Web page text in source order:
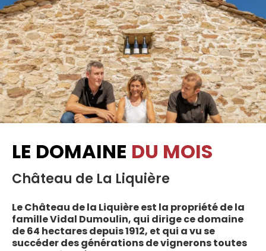
LE DOMAINE DU MOIS
Château de La Liquière
Le Château de la Liquière est la propriété de la
famille Vidal Dumoulin, qui dirige ce domaine
de 64 hectares depuis 1912, et qui a vu se
succéder des générations de vignerons toutes